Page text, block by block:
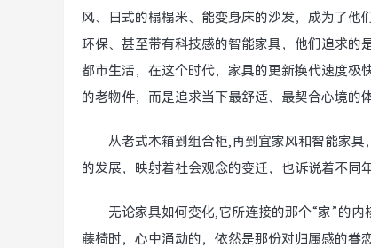
风、日式的榻榻米、能变身床的沙发，成为了他
环保、甚至带有科技感的智能家具，他们追求的
都市生活，在这个时代，家具的更新换代速度极
的老物件，而是追求当下最舒适、最契合心境的体
从老式木箱到组合柜,再到宜家风和智能家具，
的发展，映射着社会观念的变迁，也诉说着不同
无论家具如何变化,它所连接的那个“家”的
藤椅时，心中涌动的，依然是那份对归属感的